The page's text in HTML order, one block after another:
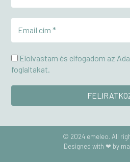
Elolvastam és elfogadom az
foglaltakat.
© 2024 emeleo. All
Designed with ❤ by